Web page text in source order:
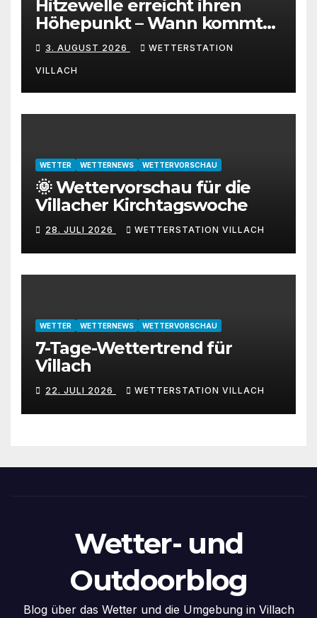
Hitzewelle erreicht ihren
Höhepunkt – Wann kommt
die Abkühlung?
3. AUGUST 2026 WETTERSTATION
VILLACH
WETTER WETTERNEWS WETTERVORSCHAU
🌞 Wettervorschau für die
Villacher Kirchtagswoche
28. JULI 2026 WETTERSTATION VILLACH
WETTER WETTERNEWS WETTERVORSCHAU
7-Tage-Wettertrend für
Villach
22. JULI 2026 WETTERSTATION VILLACH
Wetter- und
Outdoorblog
Blog über das Wetter und die Umgebung in Villach